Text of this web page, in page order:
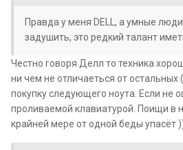
Правда у меня DELL, а умные люди
задушить, это редкий талант
Честно говоря Делл то техника
ни чем не отличаеться от
покупку следующего ноута. Если не
проливаемой клавиатурой. Поищи в
крайней мере от одной беды упасёт